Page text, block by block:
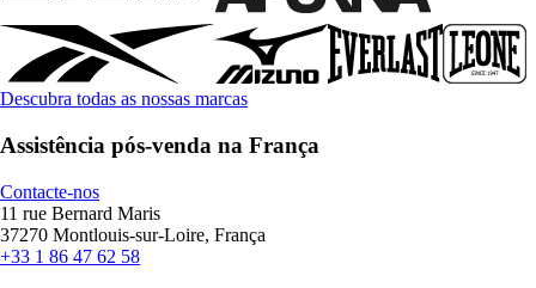
Descubra todas as nossas marcas
Assistência pós-venda na França
Contacte-nos
11 rue Bernard Maris
37270 Montlouis-sur-Loire, França
+33 1 86 47 62 58